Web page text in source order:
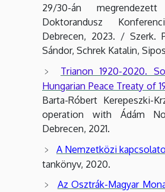
29/30-án megrendezett
Doktorandusz
Debrecen, 2023. / Szerk.
Sándor, Schrek Katalin,
Trianon 1920-2020.
Hungarian Peace Treaty of
Barta-Róbert Kerepeszki-
operation with Ádám
Debrecen, 2021.
A Nemzetközi
tankönyv, 2020.
Az Osztrák-Magyar